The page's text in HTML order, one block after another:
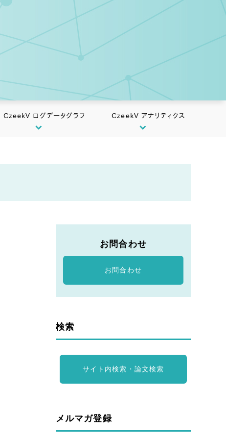
CzeekV ログデータグラフ CzeekV アナリティクス
お問合わせ
お問合わせ
検索
サイト内検索・論文検索
メルマガ登録